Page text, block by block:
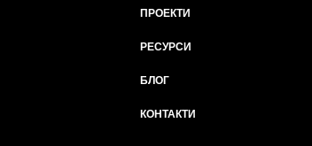
ПРОЕКТИ
РЕСУРСИ
БЛОГ
КОНТАКТИ